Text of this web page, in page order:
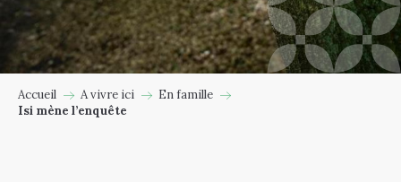
Accueil A vivre ici
En famille
Isi mène l’enquête